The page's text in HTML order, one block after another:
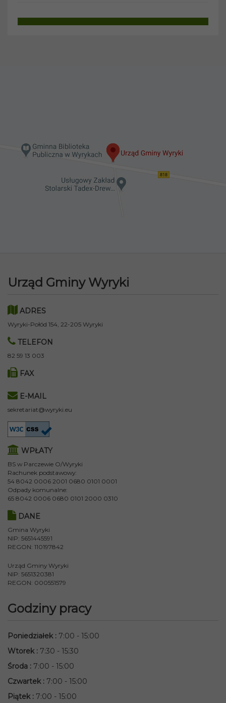
Urząd Gminy Wyryki
ADRES
Wyryki-Połód 154, 22-205 Wyryki
TELEFON
82 59 13 003
FAX
E-MAIL
sekretariat@wyryki.eu
WPŁATY
BS w Parczewie O/Wyryki
Rachunek podstawowy:
54 8042 0006 2001 0680 0101 0001
Odpady komunalne:
65 8042 0006 0680 0101 2000 0310
DANE
Gmina Wyryki
NIP: 5651445591
REGON: 110197842
Urząd Gminy Wyryki
NIP: 5651320381
REGON: 000551579
Godziny pracy
Poniedziałek: 7:00 - 15:00
Wtorek: 7:30 - 15:30
Środa : 7:00 - 15:00
Czwartek: 7:00 - 15:00
Piątek: 7:00 - 15:00